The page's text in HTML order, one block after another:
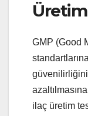
GMP (Good
güvenilirliğini
ilaç üretim